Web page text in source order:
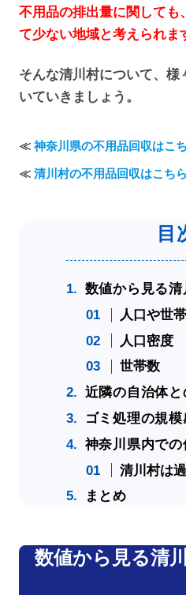
不用品の排出量に関しても
て少ない地域と考えられま
そんな清川村について、様
いていきましょう。
≪ 神奈川県の不用品回収はこ
≪ 清川村の不用品回収はこちら
数値から見る
人口や世
人口密度
世帯数
近隣の自治体と
ゴミ処理の規模
神奈川県内での
清川村は
まとめ
数値から見る清